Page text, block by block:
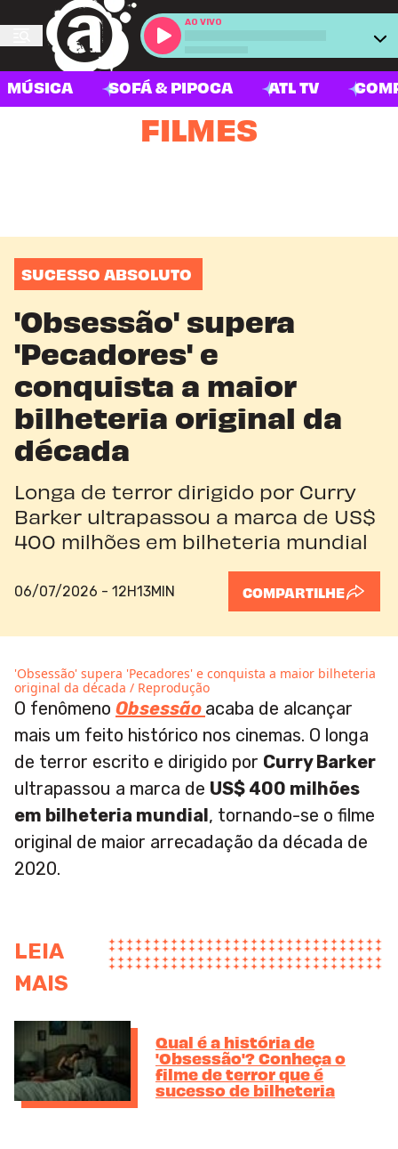
AO VIVO
MÚSICA SOFÁ & PIPOCA ATL TV
FILMES
SUCESSO ABSOLUTO
'Obsessão' supera
'Pecadores' e
conquista a maior
bilheteria original da
década
Longa de terror dirigido por Curry
Barker ultrapassou a marca de US$
400 milhões em bilheteria mundial
06/07/2026 - 12H13MIN COMPARTILHE
'Obsessão' supera 'Pecadores' e conquista a maior bilheteria
original da década / Reprodução
O fenômeno Obsessão acaba de alcançar
mais um feito histórico nos cinemas. O longa
de terror escrito e dirigido por Curry Barker
ultrapassou a marca de US$ 400 milhões
em bilheteria mundial, tornando-se o filme
original de maior arrecadação da década de
2020.
LEIA
MAIS
Qual é a história de
'Obsessão'? Conheça o
filme de terror que é
sucesso de bilheteria